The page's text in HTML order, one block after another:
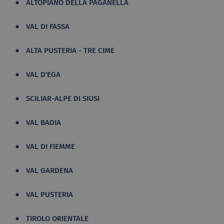
ALTOPIANO DELLA PAGANELLA
VAL DI FASSA
ALTA PUSTERIA - TRE CIME
VAL D'EGA
SCILIAR-ALPE DI SIUSI
VAL BADIA
VAL DI FIEMME
VAL GARDENA
VAL PUSTERIA
TIROLO ORIENTALE